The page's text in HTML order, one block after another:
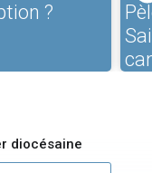
?
diocésaine